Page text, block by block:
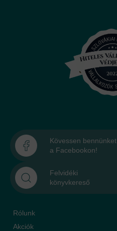
Kövessen bennünket
a Facebookon!
Felvidéki
könyvkereső
Rólunk
Akciók